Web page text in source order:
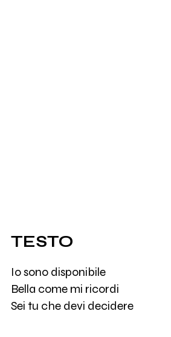
TESTO
Io sono disponibile
Bella come mi ricordi
Sei tu che devi decidere